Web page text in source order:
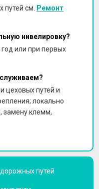
путей
см. Ремонт
нивелировку?
или при первых
цеховых путей и
локально
замену клемм,